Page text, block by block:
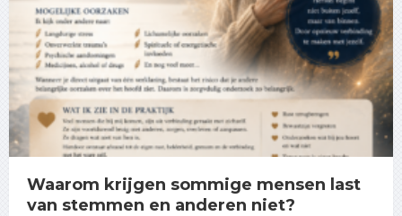
Waarom krijgen sommige mensen last
van stemmen en anderen niet?